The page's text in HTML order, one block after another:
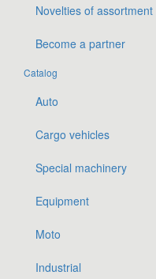
Novelties of assortment
Become a partner
Catalog
Auto
Cargo vehicles
Special machinery
Equipment
Moto
Industrial